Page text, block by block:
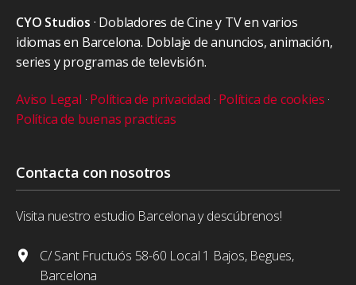
CYO Studios · Dobladores de Cine y TV en varios
idiomas en Barcelona. Doblaje de anuncios, animación,
series y programas de televisión.
Aviso Legal · Política de privacidad · Política de cookies ·
Política de buenas practicas
Contacta con nosotros
Visita nuestro estudio Barcelona y descúbrenos!
C/ Sant Fructuós 58-60 Local 1 Bajos, Begues,
Barcelona